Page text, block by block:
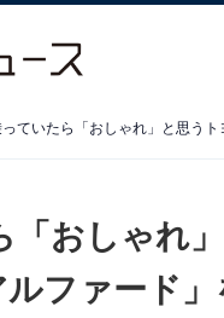
「おしゃれ
ファード